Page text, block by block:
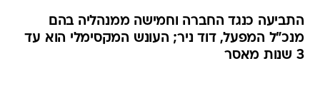
התביעה כנגד החברה וחמישה ממנהליה בהם
מנכ"ל המפעל, דוד ניר; העונש המקסימלי הוא עד
3 שנות מאסר